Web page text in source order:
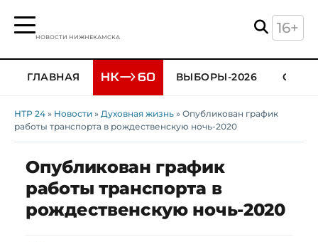
НОВОСТИ НИЖНЕКАМСКА
16+
ГЛАВНАЯ ВЫБОРЫ-2026
НТР 24 » Новости » Духовная жизнь » Опубликован график
работы транспорта в рождественскую ночь-2020
Опубликован график
работы транспорта в
рождественскую ночь-2020